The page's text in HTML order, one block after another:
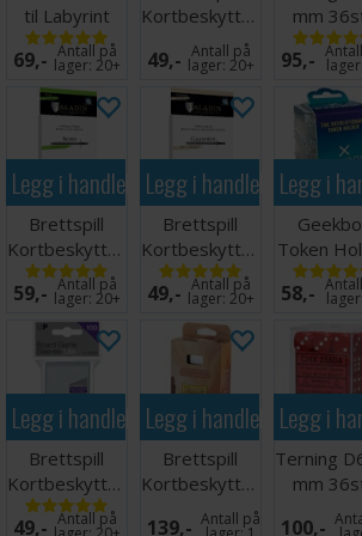
til Labyrint
69,- Antall på
lager:20+
Kortbeskyttere
50 stk 44x68
49,- Antall på
lager:20+
mm
Elfenben/
95,- lager:
Legg i handlekurven
Brettspill
Kortbeskyttere
55 stk
70x120
59,- Antall på
lager:20+
Legg i handlekurven
Brettspill
Kortbeskyttere
55 stk
80x120
49,- Antall på
lager:20+
Legg i
Token
Regular
stk
58,- lager:
Legg i handlekurven
Brettspill
Kortbeskyttere
x100
49,- Antall på
Legg i handlekurven
Brettspill
Kortbeskyttere
100 stk
139,- Antall på
Legg i
Terning
mm
Rød/
100,-